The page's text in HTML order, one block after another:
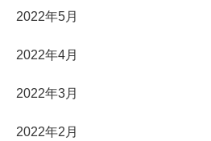
2022年5月
2022年4月
2022年3月
2022年2月